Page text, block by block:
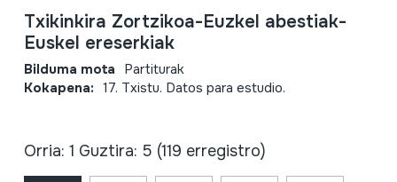
Txikinkira Zortzikoa-Euzkel abestiak-
Euskel ereserkiak
Bilduma mota Partiturak
Kokapena: 17. Txistu. Datos para estudio.
Orria: 1 Guztira: 5 (119 erregistro)